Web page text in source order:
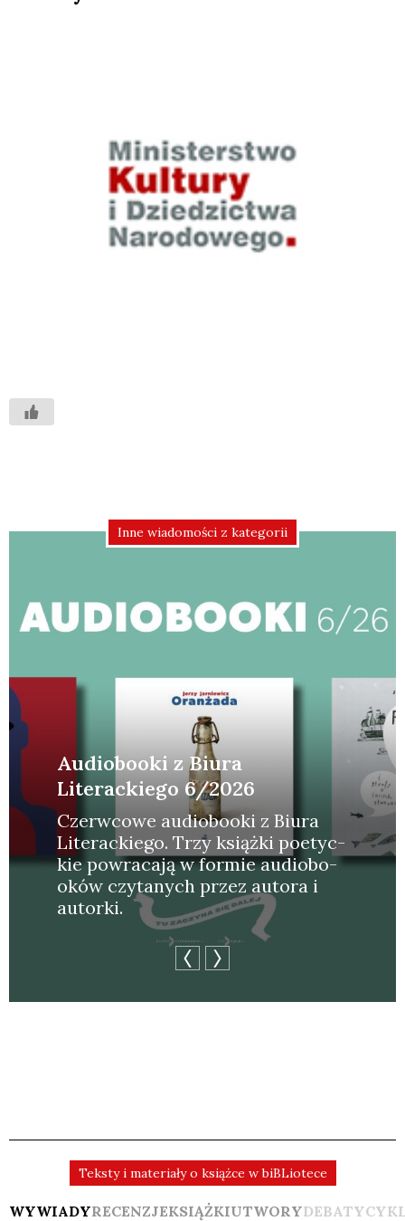
Inne wiadomości z kategorii
Audiobooki z Biura
Literackiego 6/2026
Czerw­co­we audio­bo­oki z Biu­ra
Lite­rac­kie­go. Trzy książ­ki poetyc­
kie powra­ca­ją w for­mie audio­bo­
oków czy­ta­nych przez auto­ra i
autor­ki.
Teksty i materiały o książce w biBLiotece
WYWIADYRECENZJEKSIĄŻKIUTWORYDEBATY